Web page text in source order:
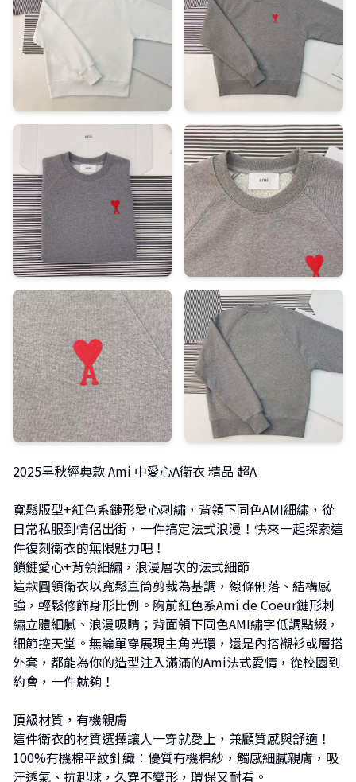
2025早秋經典款 Ami 中愛心A衛衣 精品 超A
寬鬆版型+紅色系鏈形愛心刺繡，背領下同色AMI細繡，從
日常私服到情侶出街，一件搞定法式浪漫！快來一起探索這
件復刻衛衣的無限魅力吧！
鎖鏈愛心+背領細繡，浪漫層次的法式細節
這款圓領衛衣以寬鬆直筒剪裁為基調，線條俐落、結構感
強，輕鬆修飾身形比例。胸前紅色系Ami de Coeur鏈形刺
繡立體細膩、浪漫吸睛；背面領下同色AMI繡字低調點綴，
細節控天堂。無論單穿展現主角光環，還是內搭襯衫或層搭
外套，都能為你的造型注入滿滿的Ami法式愛情，從校園到
約會，一件就夠！
頂級材質，有機親膚
這件衛衣的材質選擇讓人一穿就愛上，兼顧質感與舒適！
100%有機棉平紋針織：優質有機棉紗，觸感細膩親膚，吸
汗透氣、抗起球，久穿不變形，環保又耐看。